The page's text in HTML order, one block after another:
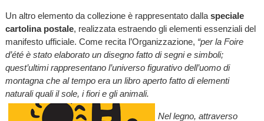
Un altro elemento da collezione è rappresentato dalla speciale
cartolina postale, realizzata estraendo gli elementi essenziali del
manifesto ufficiale. Come recita l’Organizzazione, “per la Foire
d’été è stato elaborato un disegno fatto di segni e simboli;
quest’ultimi rappresentano l’universo figurativo dell’uomo di
montagna che al tempo era un libro aperto fatto di elementi
naturali quali il sole, i fiori e gli animali.
Nel legno, attraverso